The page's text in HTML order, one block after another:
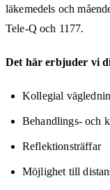
läkemedels och
Tele-Q och 1177.
Det här erbjuder vi
Kollegial
Behandlings- och
Reflektionsträffar
Möjlighet till